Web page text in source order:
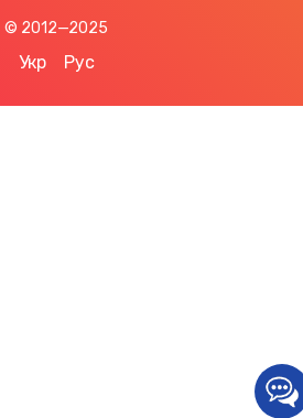
© 2012—2025
Укр Рус